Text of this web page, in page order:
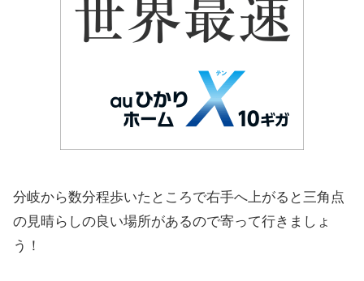
分岐から数分程歩いたところで右手へ上がると三角点
の見晴らしの良い場所があるので寄って行きましょ
う！